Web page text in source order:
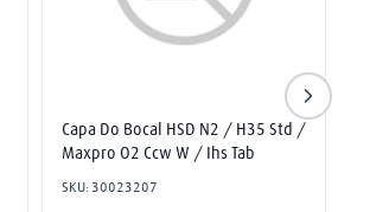
Capa Do Bocal HSD N2 / H35 Std /
Maxpro O2 Ccw W / Ihs Tab
SKU: 30023207